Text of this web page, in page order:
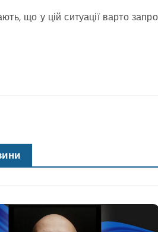
що у цій ситуації варто